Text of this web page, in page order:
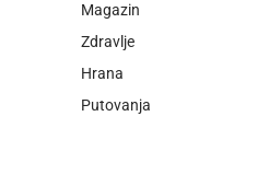
Magazin
Zdravlje
Hrana
Putovanja